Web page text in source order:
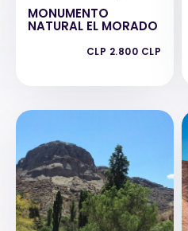
MONUMENTO
NATURAL EL MORADO
CLP 2.800 CLP